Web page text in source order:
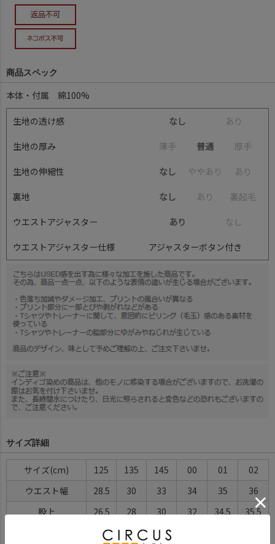
商品スペック
本体・付属 綿100%
生地の透け感 なし あ り
生地の厚み 薄手 普通 厚手
生地の伸縮性 なし ややあ り あ り
裏地 なし あ り 裏起毛
ウエストアジャスター あり な し
ウエストアジャスター仕様 アジャスターボタン付き
サイズ詳細
サイズ(cm) 125 135 145 00 01
02
ウエスト幅
28.5 30 33 34 35
36
股上
26.5 28 30 32 34.5
35.5
40.5 47.5 54